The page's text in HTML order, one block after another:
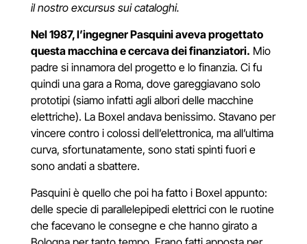
il nostro excursus sui cataloghi.
Nel 1987, l’ingegner Pasquini aveva progettato
questa macchina e cercava dei finanziatori. Mio
padre si innamora del progetto e lo finanzia. Ci fu
quindi una gara a Roma, dove gareggiavano solo
prototipi (siamo infatti agli albori delle macchine
elettriche). La Boxel andava benissimo. Stavano per
vincere contro i colossi dell’elettronica, ma all’ultima
curva, sfortunatamente, sono stati spinti fuori e
sono andati a sbattere.
Pasquini è quello che poi ha fatto i Boxel appunto:
delle specie di parallelepipedi elettrici con le ruotine
che facevano le consegne e che hanno girato a